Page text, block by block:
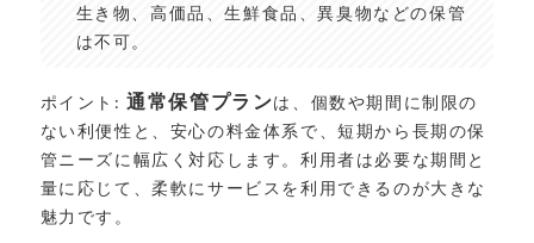
生き物、高価品、生鮮食品、異臭物などの保管
は不可。
ポイント:通常保管プランは、個数や期間に制限の
ない利便性と、安心の料金体系で、短期から長期の保
管ニーズに幅広く対応します。利用者は必要な期間と
量に応じて、柔軟にサービスを利用できるのが大きな
魅力です。